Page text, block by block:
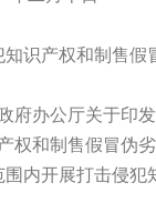
和制售假冒伪
办公厅关于印发
权和制售假冒伪
围内开展打击侵